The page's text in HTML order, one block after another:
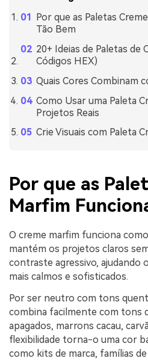
Por que as Paletas
Tão Bem
20+ Ideias de Paletas de
Códigos HEX)
Quais Cores Combinam
Como Usar uma Paleta
Projetos Reais
Crie Visuais com Paleta
Por que as
Marfim
O creme marfim funciona
mantém os projetos claros
contraste agressivo, ajudando
mais calmos e sofisticados.
Por ser neutro com tons
combina facilmente com tons
apagados, marrons cacau,
flexibilidade torna-o uma cor
como kits de marca, famílias